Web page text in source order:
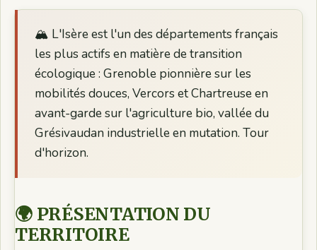
🏔️ L'Isère est l'un des départements français
les plus actifs en matière de transition
écologique : Grenoble pionnière sur les
mobilités douces, Vercors et Chartreuse en
avant-garde sur l'agriculture bio, vallée du
Grésivaudan industrielle en mutation. Tour
d'horizon.
🌍 PRÉSENTATION DU
TERRITOIRE